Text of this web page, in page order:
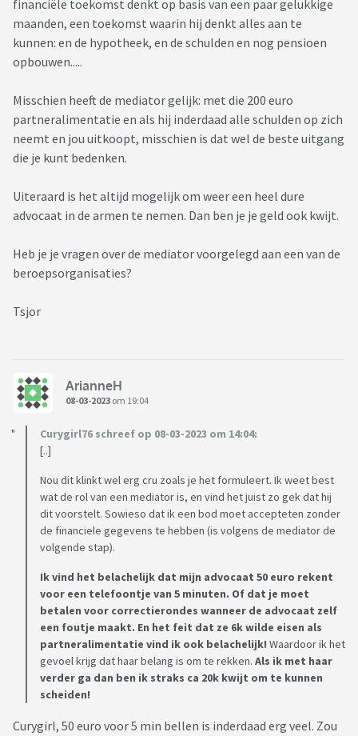
financiële toekomst denkt op basis van een paar gelukkige
maanden, een toekomst waarin hij denkt alles aan te
kunnen: en de hypotheek, en de schulden en nog pensioen
opbouwen.....
Misschien heeft de mediator gelijk: met die 200 euro
partneralimentatie en als hij inderdaad alle schulden op zich
neemt en jou uitkoopt, misschien is dat wel de beste uitgang
die je kunt bedenken.
Uiteraard is het altijd mogelijk om weer een heel dure
advocaat in de armen te nemen. Dan ben je je geld ook kwijt.
Heb je je vragen over de mediator voorgelegd aan een van de
beroepsorganisaties?
Tsjor
ArianneH
08-03-2023 om 19:04
Curygirl76 schreef op 08-03-2023 om 14:04:
[..]
Nou dit klinkt wel erg cru zoals je het formuleert. Ik weet best
wat de rol van een mediator is, en vind het juist zo gek dat hij
dit voorstelt. Sowieso dat ik een bod moet accepteten zonder
de financiele gegevens te hebben (is volgens de mediator de
volgende stap).
Ik vind het belachelijk dat mijn advocaat 50 euro rekent
voor een telefoontje van 5 minuten. Of dat je moet
betalen voor correctierondes wanneer de advocaat zelf
een foutje maakt. En het feit dat ze 6k wilde eisen als
partneralimentatie vind ik ook belachelijk! Waardoor ik het
gevoel krijg dat haar belang is om te rekken. Als ik met haar
verder ga dan ben ik straks ca 20k kwijt om te kunnen
scheiden!
Curygirl, 50 euro voor 5 min bellen is inderdaad erg veel. Zou